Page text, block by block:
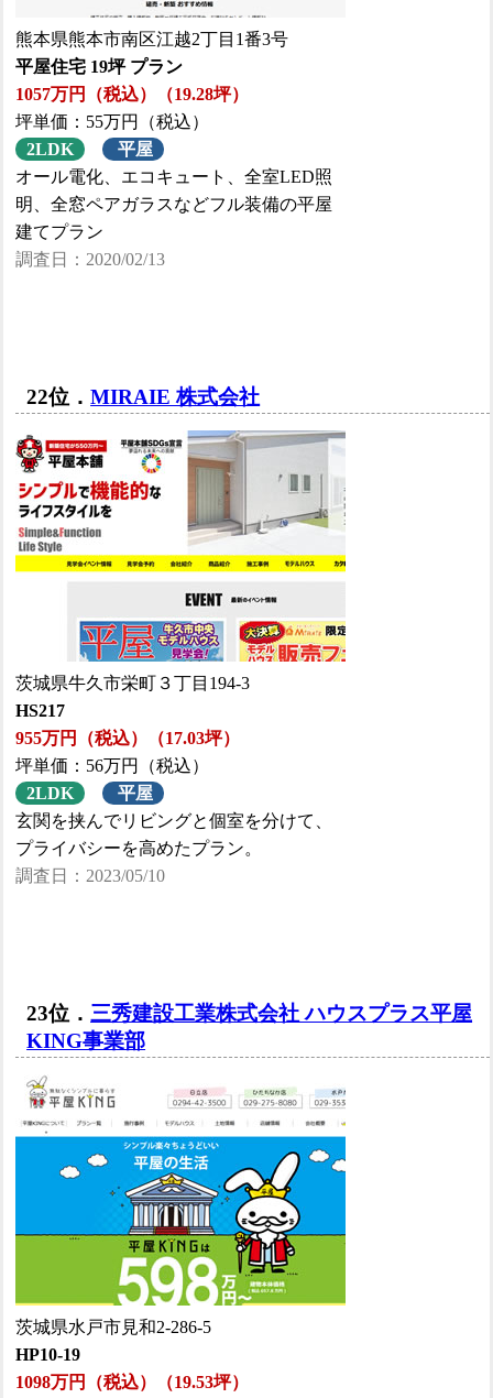
熊本県熊本市南区江越2丁目1番3号
平屋住宅 19坪 プラン
1057万円（税込）（19.28坪）
坪単価：55万円（税込）
2LDK
平屋
オール電化、エコキュート、全室LED照
明、全窓ペアガラスなどフル装備の平屋
建てプラン
調査日：2020/02/13
22位．MIRAIE 株式会社
茨城県牛久市栄町３丁目194-3
HS217
955万円（税込）（17.03坪）
坪単価：56万円（税込）
2LDK
平屋
玄関を挟んでリビングと個室を分けて、
プライバシーを高めたプラン。
調査日：2023/05/10
23位． 三秀建設工業株式会社 ハウスプラス平屋
KING事業部
茨城県水戸市見和2-286-5
HP10-19
1098万円（税込）（19.53坪）